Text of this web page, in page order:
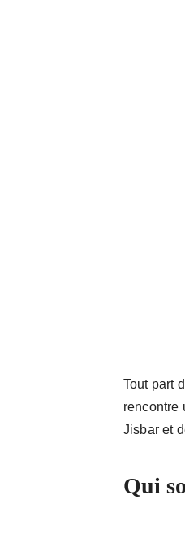
Tout part
rencontre
Jisbar et
Qui